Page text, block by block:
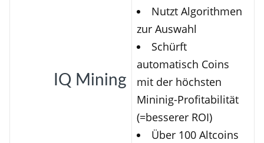
IQ Mining
Nutzt Algorithmen
zur Auswahl
Schürft
automatisch Coins
mit der höchsten
Mininig-Profitabilität
(=besserer ROI)
Über 100 Altcoins